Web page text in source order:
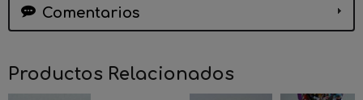
Comentarios
Productos Relacionados